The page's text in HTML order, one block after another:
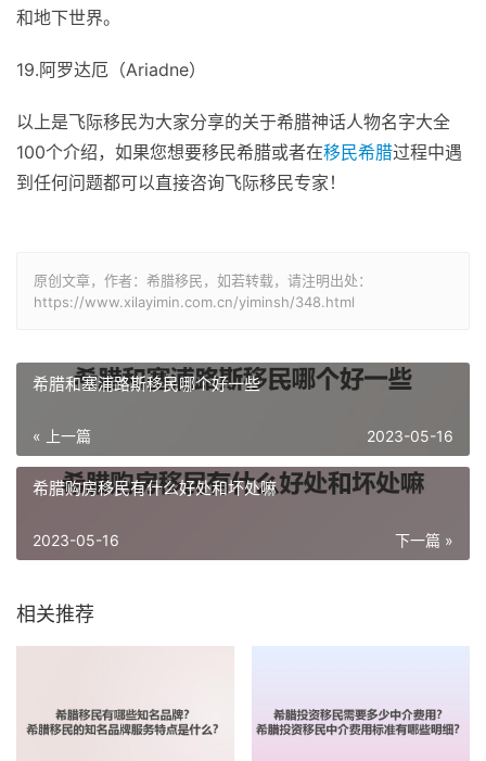
和地下世界。
19.阿罗达厄（Ariadne）
以上是飞际移民为大家分享的关于希腊神话人物名字大全
100个介绍，如果您想要移民希腊或者在移民希腊过程中遇
到任何问题都可以直接咨询飞际移民专家！
原创文章，作者：希腊移民，如若转载，请注明出处：
https://www.xilayimin.com.cn/yiminsh/348.html
希腊和塞浦路斯移民哪个好一些
« 上一篇 2023-05-16
希腊购房移民有什么好处和坏处嘛
下一篇 »
2023-05-16
相关推荐